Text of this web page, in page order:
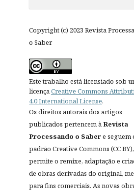
Copyright (c) 2023 Revista
o Saber
Este trabalho está licensiado sob
licençaCreative Commons
4.0 International License.
Os direitos autorais dos artigos
publicados pertencem àRevista
Processando o Sabere seguem
padrão Creative Commons (CC
permite o remixe, adaptação e
de obras derivadas do original,
para fins comerciais. As novas